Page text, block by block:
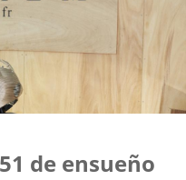
de ensueño